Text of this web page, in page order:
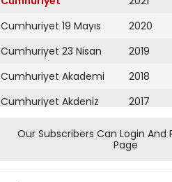
Cumhuriyet 19 Mayıs
Cumhuriyet 23 Nisan
Cumhuriyet Akademi
Cumhuriyet Akdeniz
Cumhuriyet Alışveriş
2020
2019
2018
2017
2016
2015
Our Subscribers Can Login And
Page